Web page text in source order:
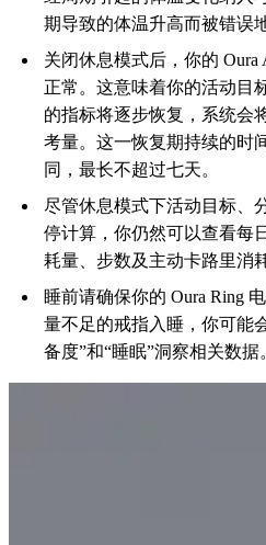
期导致的体温升高而被错误
关闭休息模式后，你的
正常。这意味着你的活动目
的指标将逐步恢复，系统会
考量。这一恢复期持续的时
同，最长不超过七天。
尽管休息模式下活动目标、
停计算，你仍然可以查看每
耗量、步数及主动卡路里消
睡前请确保你的 Oura Ring
量不足的戒指入睡，你可能
备度”和“睡眠”洞察相关数据